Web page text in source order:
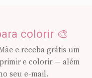
colorir 🎨
e receba grátis um
e colorir — além
seu e-mail.